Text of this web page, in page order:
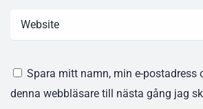
Spara mitt namn, min e-postadress
denna webbläsare till nästa gång jag